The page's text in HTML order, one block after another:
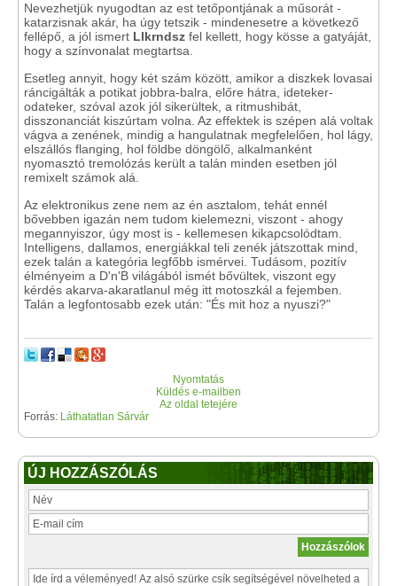
Nevezhetjük nyugodtan az est tetőpontjának a műsorát -
katarzisnak akár, ha úgy tetszik - mindenesetre a következő
fellépő, a jól ismert Llkrndsz fel kellett, hogy kösse a gatyáját,
hogy a színvonalat megtartsa.
Esetleg annyit, hogy két szám között, amikor a diszkek lovasai
ráncigálták a potikat jobbra-balra, előre hátra, ideteker-
odateker, szóval azok jól sikerültek, a ritmushibát,
disszonanciát kiszúrtam volna. Az effektek is szépen alá voltak
vágva a zenének, mindig a hangulatnak megfelelően, hol lágy,
elszállós flanging, hol földbe döngölő, alkalmanként
nyomasztó tremolózás került a talán minden esetben jól
remixelt számok alá.
Az elektronikus zene nem az én asztalom, tehát ennél
bővebben igazán nem tudom kielemezni, viszont - ahogy
megannyiszor, úgy most is - kellemesen kikapcsolódtam.
Intelligens, dallamos, energiákkal teli zenék játszottak mind,
ezek talán a kategória legfőbb ismérvei. Tudásom, pozitív
élményeim a D'n'B világából ismét bővültek, viszont egy
kérdés akarva-akaratlanul még itt motoszkál a fejemben.
Talán a legfontosabb ezek után: "És mit hoz a nyuszi?"
Nyomtatás
Küldés e-mailben
Az oldal tetejére
Forrás: Láthatatlan Sárvár
ÚJ HOZZÁSZÓLÁS